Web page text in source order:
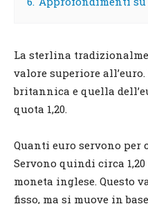
La sterlina
valore superiore
britannica e quella
quota 1,20.
Quanti euro servono per
Servono quindi circa
moneta inglese. Questo
fisso, ma si muove in